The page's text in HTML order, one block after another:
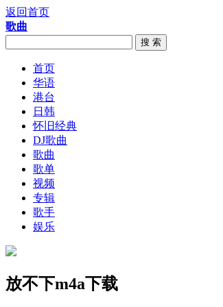
返回首页
歌曲
搜 索
首页
华语
港台
日韩
怀旧经典
DJ歌曲
歌曲
歌单
视频
专辑
歌手
娱乐
放不下m4a下载